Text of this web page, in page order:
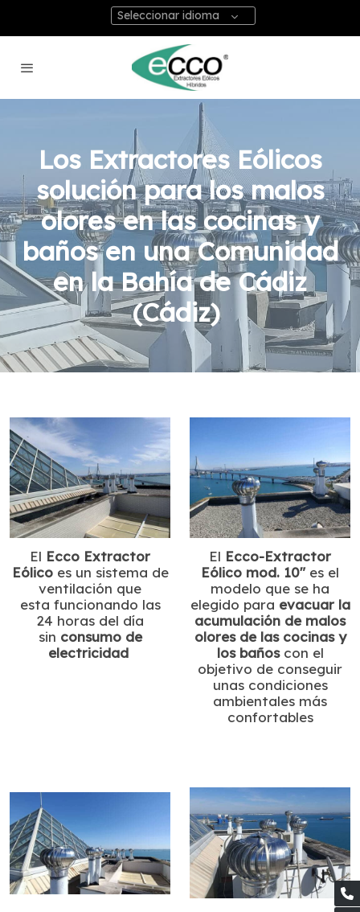
Seleccionar idioma
Los Extractores Eólicos
solución para los malos
olores en las cocinas y
baños en una Comunidad
en la Bahía de Cádiz
(Cádiz)
El Ecco Extractor
Eólicoes un sistema de
ventilación que
esta funcionando las
24 horas del día
sin consumo de
electricidad
El Ecco-Extractor
Eólico mod. 10"es el
modelo que se ha
elegido para evacuar la
acumulación de malos
olores de las cocinas y
los bañoscon el
objetivo de conseguir
unas condiciones
ambientales más
confortables